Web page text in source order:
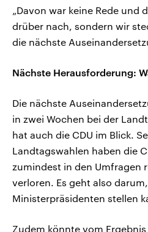
„Davon war keine Rede und
drüber nach, sondern wir
die nächste
Nächste Herausforderung:
Die nächste
in zwei Wochen bei der
hat auch die CDU im Blick.
Landtagswahlen haben die
zumindest in den Umfragen
verloren. Es geht also
Ministerpräsidenten stellen
Zudem könnte vom